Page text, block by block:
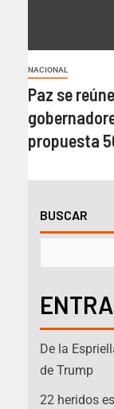
NACIONAL
Paz se
propuesta
BUSCAR
De la
de Trump
22 heridos